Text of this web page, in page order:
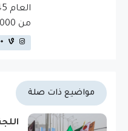
من 2000 عام في القدم.
مواضيع ذات صلة